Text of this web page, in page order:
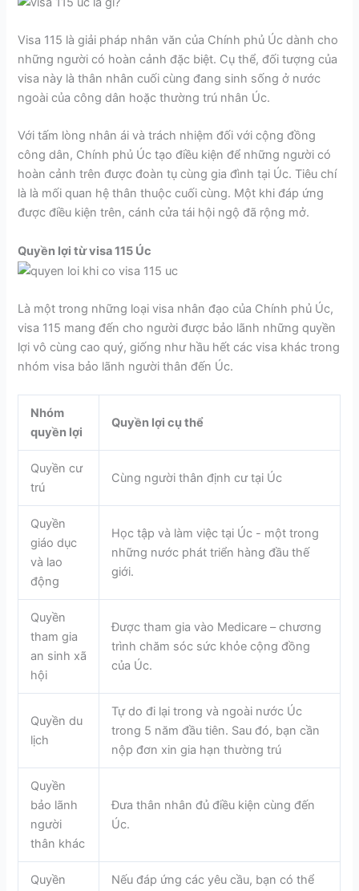
Visa 115 là giải pháp nhân văn của Chính phủ Úc dành cho
những người có hoàn cảnh đặc biệt. Cụ thể, đối tượng của
visa này là thân nhân cuối cùng đang sinh sống ở nước
ngoài của công dân hoặc thường trú nhân Úc.
Với tấm lòng nhân ái và trách nhiệm đối với cộng đồng
công dân, Chính phủ Úc tạo điều kiện để những người có
hoàn cảnh trên được đoàn tụ cùng gia đình tại Úc. Tiêu chí
là là mối quan hệ thân thuộc cuối cùng. Một khi đáp ứng
được điều kiện trên, cánh cửa tái hội ngộ đã rộng mở.
Quyền lợi từ visa 115 Úc
Là một trong những loại visa nhân đạo của Chính phủ Úc,
visa 115 mang đến cho người được bảo lãnh những quyền
lợi vô cùng cao quý, giống như hầu hết các visa khác trong
nhóm visa bảo lãnh người thân đến Úc.
Nhóm
quyền lợi
Quyền lợi cụ thể
Quyền cư
trú
Cùng người thân định cư tại Úc
Quyền
giáo dục
và lao
động
Học tập và làm việc tại Úc - một trong
những nước phát triển hàng đầu thế
giới.
Quyền
tham gia
an sinh xã
hội
Được tham gia vào Medicare – chương
trình chăm sóc sức khỏe cộng đồng
của Úc.
Quyền du
lịch
Tự do đi lại trong và ngoài nước Úc
trong 5 năm đầu tiên. Sau đó, bạn cần
nộp đơn xin gia hạn thường trú
Quyền
bảo lãnh
người
thân khác
Đưa thân nhân đủ điều kiện cùng đến
Úc.
Quyền
Nếu đáp ứng các yêu cầu, bạn có thể